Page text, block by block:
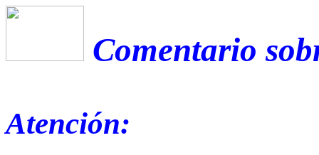
Comentario
Atención: